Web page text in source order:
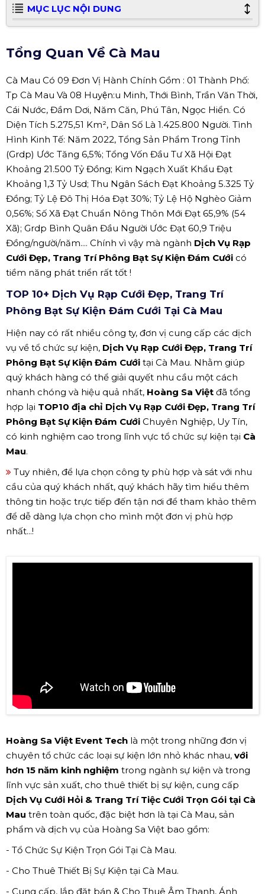
MỤC LỤC NỘI DUNG
Tổng Quan Về Cà Mau
Cà Mau Có 09 Đơn Vị Hành Chính Gồm : 01 Thành Phố:
Tp Cà Mau Và 08 Huyện:u Minh, Thới Bình, Trần Văn Thời,
Cái Nước, Đầm Dơi, Năm Căn, Phú Tân, Ngọc Hiển. Có
Diện Tích 5.275,51 Km², Dân Số Là 1.425.800 Người. Tình
Hình Kinh Tế: Năm 2022, Tổng Sản Phẩm Trong Tỉnh
(Grdp) Ước Tăng 6,5%; Tổng Vốn Đầu Tư Xã Hội Đạt
Khoảng 21.500 Tỷ Đồng; Kim Ngạch Xuất Khẩu Đạt
Khoảng 1,3 Tỷ Usd; Thu Ngân Sách Đạt Khoảng 5.325 Tỷ
Đồng; Tỷ Lệ Đô Thị Hóa Đạt 30%; Tỷ Lệ Hộ Nghèo Giảm
0,56%; Số Xã Đạt Chuẩn Nông Thôn Mới Đạt 65,9% (54
Xã); Grdp Bình Quân Đầu Người Ước Đạt 60,9 Triệu
Đồng/người/năm.... Chính vì vậy mà ngành Dịch Vụ Rạp
Cưới Đẹp, Trang Trí Phông Bạt Sự Kiện Đám Cưới có
tiềm năng phát triển rất tốt !
TOP 10+ Dịch Vụ Rạp Cưới Đẹp, Trang Trí
Phông Bạt Sự Kiện Đám Cưới Tại Cà Mau
Hiện nay có rất nhiều công ty, đơn vị cung cấp các dịch
vụ về tổ chức sự kiện, Dịch Vụ Rạp Cưới Đẹp, Trang Trí
Phông Bạt Sự Kiện Đám Cưới tại Cà Mau. Nhằm giúp
quý khách hàng có thể giải quyết nhu cầu một cách
nhanh chóng và hiệu quả nhất, Hoàng Sa Việt đã tổng
hợp lại TOP10 địa chỉ Dịch Vụ Rạp Cưới Đẹp, Trang Trí
Phông Bạt Sự Kiện Đám Cưới Chuyên Nghiệp, Uy Tín,
có kinh nghiệm cao trong lĩnh vực tổ chức sự kiện tại Cà
Mau.
Tuy nhiên, để lựa chọn công ty phù hợp và sát với nhu
cầu của quý khách nhất, quý khách hãy tìm hiểu thêm
thông tin hoặc trực tiếp đến tận nơi để tham khảo thêm
để dễ dàng lựa chọn cho mình một đơn vị phù hợp
nhất...!
Hoàng Sa Việt Event Tech là một trong những đơn vị
chuyên tổ chức các loại sự kiện lớn nhỏ khác nhau, với
hơn 15 năm kinh nghiệm trong ngành sự kiện và trong
lĩnh vực sản xuất, cho thuê thiết bị sự kiện, cung cấp
Dịch Vụ Cưới Hỏi & Trang Trí Tiệc Cưới Trọn Gói tại Cà
Mau trên toàn quốc, đặc biệt hơn là tại Cà Mau, sản
phẩm và dịch vụ của Hoàng Sa Việt bao gồm:
- Tổ Chức Sự Kiện Trọn Gói Tại Cà Mau.
- Cho Thuê Thiết Bị Sự Kiện tại Cà Mau.
- Cung cấp, lắp đặt bán & Cho Thuê Âm Thanh, Ánh